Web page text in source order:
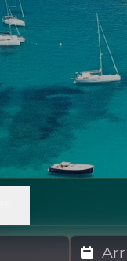
Dates de